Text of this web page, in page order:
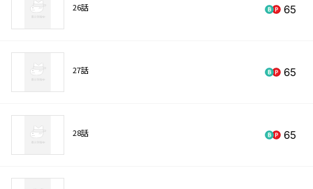
26話 65
27話 65
28話 65